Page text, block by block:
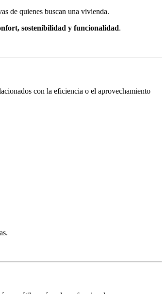
de quienes buscan una vivienda.
sostenibilidad y funcionalidad.
con la eficiencia o el aprovechamiento